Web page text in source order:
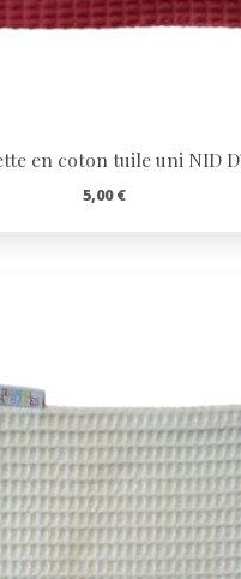
en coton tuile uni NID
5,00€